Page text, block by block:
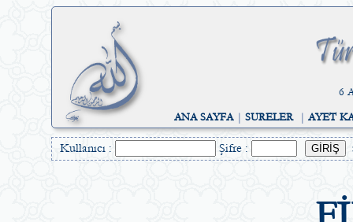
6
ANA SAYFA| SURELER| AYET
Kullanıcı : Şifre :